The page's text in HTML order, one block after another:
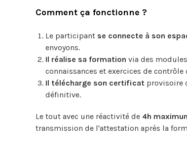
Comment ça fonctionne ?
Le participant se connecte à son
envoyons.
Il réalise sa formation via des
connaissances et exercices de contrôle
Il télécharge son certificat provisoire
définitive.
Le tout avec une réactivité de 4h
transmission de l'attestation après la